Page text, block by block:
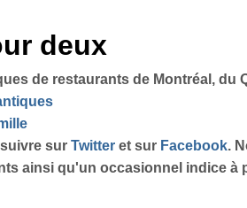
deux
de restaurants de Montréal, du
sur Twitter et sur Facebook.
ainsi qu'un occasionnel indice à